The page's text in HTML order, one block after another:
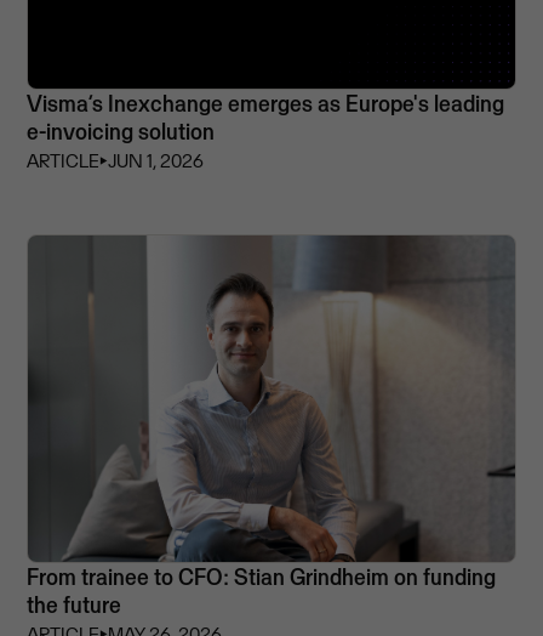
Visma’s Inexchange emerges as Europe's leading
e-invoicing solution
ARTICLE⏵JUN 1, 2026
From trainee to CFO: Stian Grindheim on funding
the future